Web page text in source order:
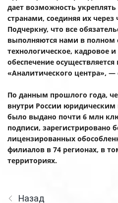
дает возможность
странами, соединяя их через
Подчеркну, что все
выполняются нами в полном
технологическое, кадровое
обеспечение
«Аналитического центра»,
По данным прошлого года,
внутри России
было выдано почти 6 млн
подписи, зарегистрировано
лицензированных
филиалов в 74 регионах, в
территориях.
Назад